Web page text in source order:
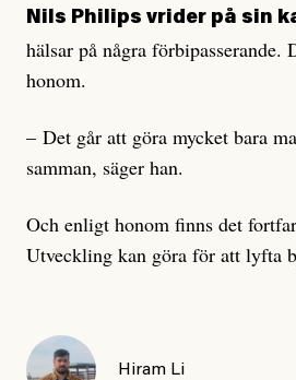
Nils Philips vrider på sin
hälsar på några förbipasserande.
honom.
– Det går att göra mycket bara
samman, säger han.
Och enligt honom finns det
Utveckling kan göra för att lyfta
Hiram Li